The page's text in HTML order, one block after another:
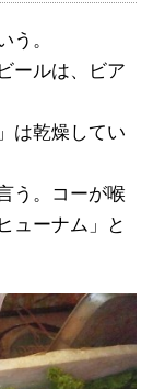
う。
ールは、ビア
は乾燥してい
う。コーが喉
ューナム」と